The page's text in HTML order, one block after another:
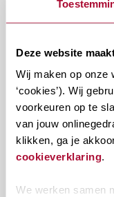
Deze website
Wij maken op onze
‘cookies’). Wij
voorkeuren op te
van jouw
klikken, ga je
cookieverklaring.
We werken samen
E-mailadres*
naam@bedrijf.nl
zou
willen
ontvangen?